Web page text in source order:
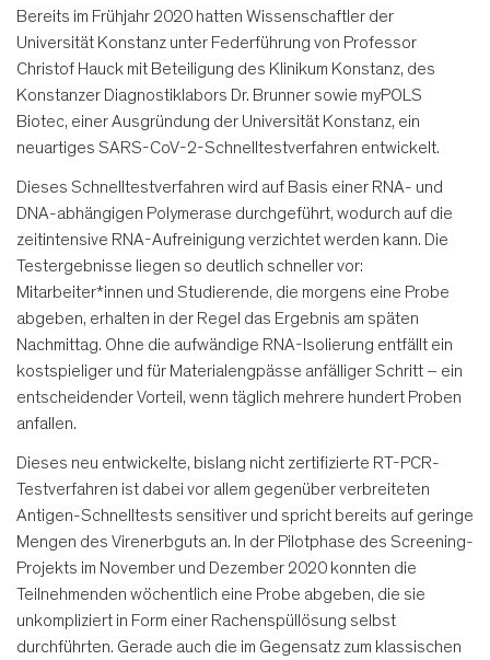
Bereits im Frühjahr 2020 hatten Wissenschaftler der
Universität Konstanz unter Federführung von Professor
Christof Hauck mit Beteiligung des Klinikum Konstanz, des
Konstanzer Diagnostiklabors Dr. Brunner sowie myPOLS
Biotec, einer Ausgründung der Universität Konstanz, ein
neuartiges SARS-CoV-2-Schnelltestverfahren entwickelt.
Dieses Schnelltestverfahren wird auf Basis einer RNA- und
DNA-abhängigen Polymerase durchgeführt, wodurch auf die
zeitintensive RNA-Aufreinigung verzichtet werden kann. Die
Testergebnisse liegen so deutlich schneller vor:
Mitarbeiter*innen und Studierende, die morgens eine Probe
abgeben, erhalten in der Regel das Ergebnis am späten
Nachmittag. Ohne die aufwändige RNA-Isolierung entfällt ein
kostspieliger und für Materialengpässe anfälliger Schritt – ein
entscheidender Vorteil, wenn täglich mehrere hundert Proben
anfallen.
Dieses neu entwickelte, bislang nicht zertifizierte RT-PCR-
Testverfahren ist dabei vor allem gegenüber verbreiteten
Antigen-Schnelltests sensitiver und spricht bereits auf geringe
Mengen des Virenerbguts an. In der Pilotphase des Screening-
Projekts im November und Dezember 2020 konnten die
Teilnehmenden wöchentlich eine Probe abgeben, die sie
unkompliziert in Form einer Rachenspüllösung selbst
durchführten. Gerade auch die im Gegensatz zum klassischen